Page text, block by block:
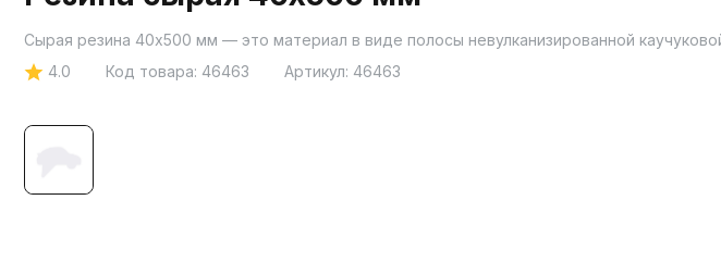
Сырая резина 40х500 мм — это материал в виде полосы невулканизированной
4.0
Код товара: 46463 Артикул: 46463